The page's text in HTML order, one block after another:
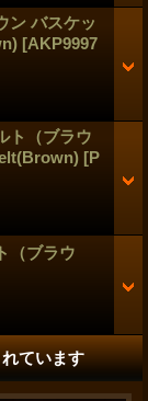
ン バスケッ
[AKP9997
ト（ブラウ
[P
（ブラウ
ています